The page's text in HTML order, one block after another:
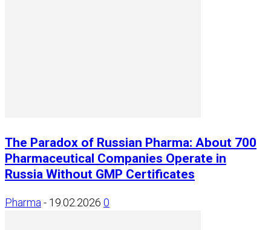
The Paradox of Russian Pharma: About 700
Pharmaceutical Companies Operate in
Russia Without GMP Certificates
Pharma - 19.02.2026 0